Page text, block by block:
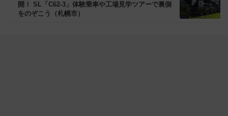
開！ SL「C62-3」体験乗車や工場見学ツアーで裏側
をのぞこう（札幌市）